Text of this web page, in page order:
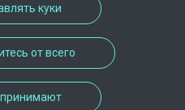
куки
от всего
принимают